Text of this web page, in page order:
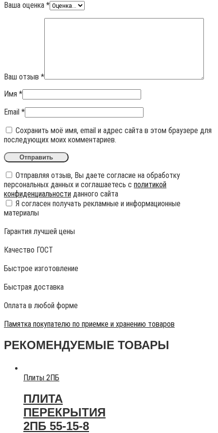
Ваша оценка *
Ваш отзыв *
Имя *
Email *
Сохранить моё имя, email и адрес сайта в этом браузере для
последующих моих комментариев.
Отправляя отзыв, Вы даете согласие на обработку
персональных данных и соглашаетесь с политикой
конфиденциальности данного сайта
Я согласен получать рекламные и информационные
материалы
Гарантия лучшей цены
Качество ГОСТ
Быстрое изготовление
Быстрая доставка
Оплата в любой форме
Памятка покупателю по приемке и хранению товаров
РЕКОМЕНДУЕМЫЕ ТОВАРЫ
Плиты 2ПБ
ПЛИТА
ПЕРЕКРЫТИЯ
2ПБ 55-15-8